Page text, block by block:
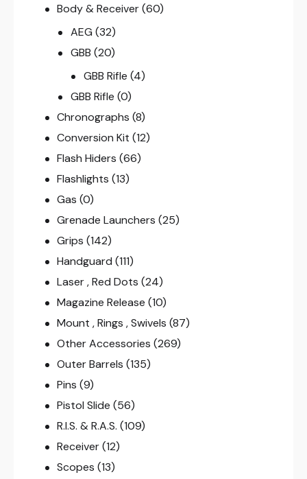
Body & Receiver (60)
AEG (32)
GBB (20)
GBB Rifle (4)
GBB Rifle (0)
Chronographs (8)
Conversion Kit (12)
Flash Hiders (66)
Flashlights (13)
Gas (0)
Grenade Launchers (25)
Grips (142)
Handguard (111)
Laser , Red Dots (24)
Magazine Release (10)
Mount , Rings , Swivels (87)
Other Accessories (269)
Outer Barrels (135)
Pins (9)
Pistol Slide (56)
R.I.S. & R.A.S. (109)
Receiver (12)
Scopes (13)